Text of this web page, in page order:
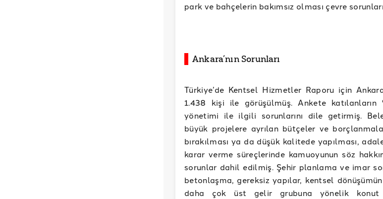
park ve bahçelerin bakımsız olması çevre
Ankara’nın Sorunları
Türkiye’de Kentsel Hizmetler Raporu için
1.438 kişi ile görüşülmüş. Ankete katılanların
yönetimi ile ilgili sorunlarını dile getirmiş.
büyük projelere ayrılan bütçeler ve
bırakılması ya da düşük kalitede yapılması,
karar verme süreçlerinde kamuoyunun söz
sorunlar dahil edilmiş. Şehir planlama ve imar
betonlaşma, gereksiz yapılar, kentsel
daha çok üst gelir grubuna yönelik konut